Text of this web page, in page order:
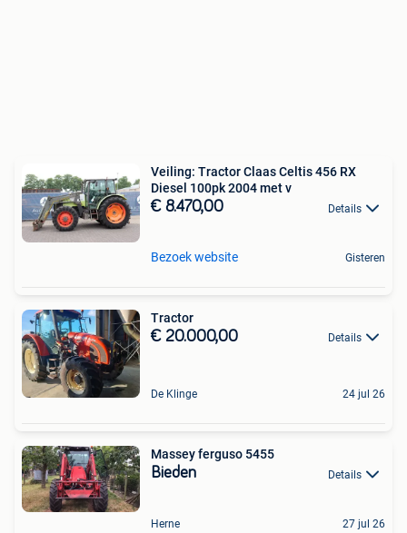
Veiling: Tractor Claas Celtis 456 RX
Diesel 100pk 2004 met v
€ 8.470,00 Details
Bezoek website Gisteren
Tractor
€ 20.000,00 Details
De Klinge 24 jul 26
Massey ferguso 5455
Bieden Details
Herne 27 jul 26